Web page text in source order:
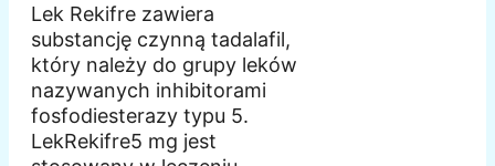
Lek Rekifre zawiera
substancję czynną tadalafil,
który należy do grupy leków
nazywanych inhibitorami
fosfodiesterazy typu 5.
LekRekifre5 mg jest